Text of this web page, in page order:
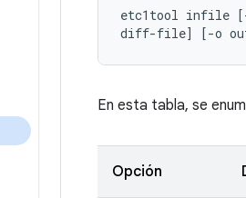
etc1tool infile [--
diff-file] [-o
En esta tabla, se
Opción